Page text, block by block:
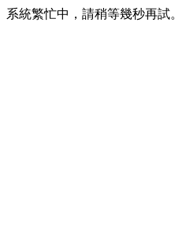
系統繁忙中，請稍等幾秒再試。